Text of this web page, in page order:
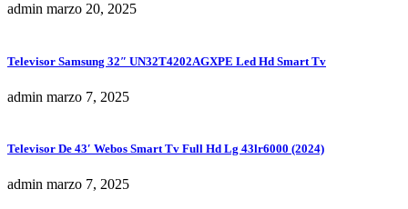
admin marzo 20, 2025
Televisor Samsung 32″ UN32T4202AGXPE Led Hd Smart Tv
admin marzo 7, 2025
Televisor De 43′ Webos Smart Tv Full Hd Lg 43lr6000 (2024)
admin marzo 7, 2025